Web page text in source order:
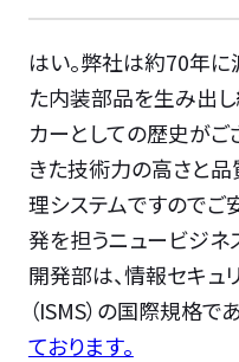
はい。弊社は約70年
た内装部品を生み出
カーとしての歴史がご
きた技術力の高さと
理システムですのでご
発を担うニュービジネ
開発部は、情報セキュ
（ISMS）の国際規格で
ております。